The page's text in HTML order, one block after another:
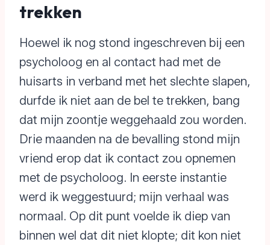
trekken
Hoewel ik nog stond ingeschreven bij een
psycholoog en al contact had met de
huisarts in verband met het slechte slapen,
durfde ik niet aan de bel te trekken, bang
dat mijn zoontje weggehaald zou worden.
Drie maanden na de bevalling stond mijn
vriend erop dat ik contact zou opnemen
met de psycholoog. In eerste instantie
werd ik weggestuurd; mijn verhaal was
normaal. Op dit punt voelde ik diep van
binnen wel dat dit niet klopte; dit kon niet